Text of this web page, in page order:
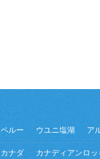
ペルー ウユニ塩湖 ア
カナダ カナディアンロッ